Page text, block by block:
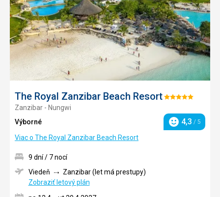
The Royal Zanzibar Beach ResortHodnotenie:
Zanzibar - Nungwi
Výborné
Hodnotenie
4,3 / 5
Viac o The Royal Zanzibar Beach Resort
9 dní / 7 nocí
Viedeň
Zanzibar (let má prestupy)
Zobraziť letový plán